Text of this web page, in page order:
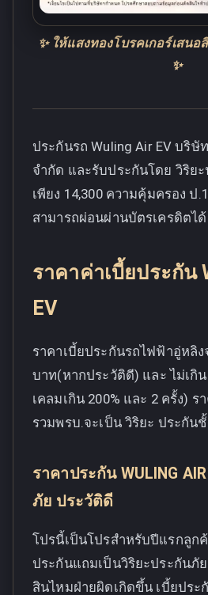
✨ ให้แสงทองโบรคเกอร์เสน
✨
ประกันรถ Wuling Air EV บริษั
จำกัด และรับประกันโดย วิริย
เพียง 14,300 ความคุ้มครอง ป
สามารถผ่อนผ่านบัตรเครดิตได้
ราคาค่าเบี้ยประกัน
EV
ราคาเบี้ยประกันรถไฟฟ้าอู่หลิง
บาท(หากประวัติดี) และ ไม่เกิ
เคลมเกิน 200% และ 2 ครั้ง)
รวมพรบ.จะเป็น วิริยะ ประกัน
ราคาประกัน WULING
ภัย ประวัติดี
โปรนี้เป็นโปรสำหรับปีแรกลูก
ประกันแถมเป็นวิริยะประกันภั
สินไหมฝ่ายผิดเกิดขึ้น เบี้ยปร